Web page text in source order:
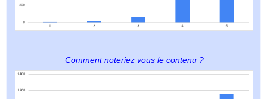
Comment noteriez vous le contenu ?